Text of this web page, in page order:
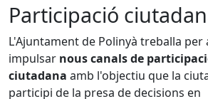
Participació
L'Ajuntament de Polinyà treballa per
impulsar nous canals de
ciutadana amb l'objectiu que la
participi de la presa de decisions en